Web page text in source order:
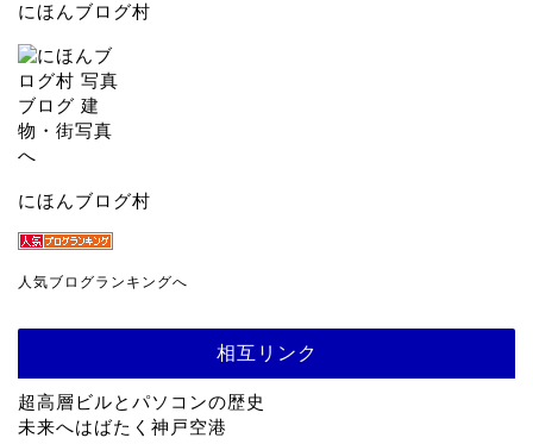
にほんブログ村
にほんブログ村
人気ブログランキングへ
相互リンク
超高層ビルとパソコンの歴史
未来へはばたく神戸空港